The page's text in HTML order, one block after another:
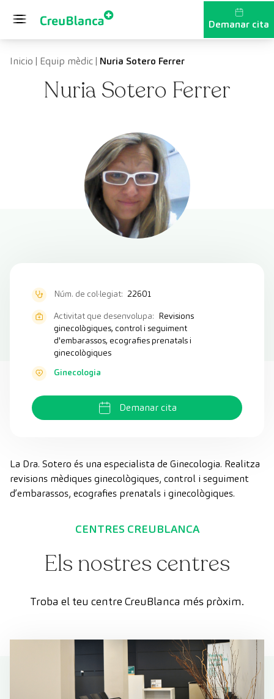
Demanar cita
Inicio | Equip mèdic| Nuria Sotero Ferrer
Nuria Sotero Ferrer
Núm. de col·legiat: 22601
Activitat que desenvolupa: Revisions
ginecològiques, control i seguiment
d'embarassos, ecografies prenatals i
ginecològiques
Ginecologia
Demanar cita
La Dra. Sotero és una especialista de Ginecologia. Realitza ​
revisions mèdiques ginecològiques, control i seguiment
d’embarassos, ecografies prenatals i ginecològiques​.
CENTRES CREUBLANCA
Els nostres centres
Troba el teu centre CreuBlanca més pròxim.